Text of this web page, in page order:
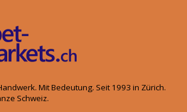
Mit Bedeutung. Seit 1993 in Zürich.
Schweiz.